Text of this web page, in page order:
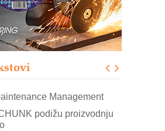
ADVANCED INDICATOR
signalizacija za efikasnije
mašinama
transformatora u
i vetroparkovima
Management
podižu proizvodnju